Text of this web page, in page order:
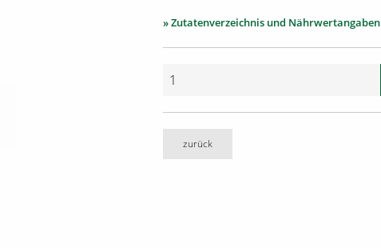
» Zutatenverzeichnis und Nährwertangaben
zurück